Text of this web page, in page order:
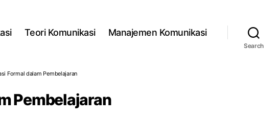
Teori Komunikasi Manajemen Komunikasi
Search
Formal dalam Pembelajaran
Pembelajaran